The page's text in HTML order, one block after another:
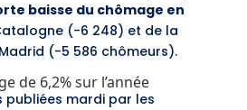
baisse du chômage en
(-6 248) et de la
(-5 586 chômeurs).
de 6,2% sur l’année
publiées mardi par les